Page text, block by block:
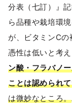
分表（七訂）』
ら品種や栽培環
が、ビタミンC
憑性は低いと考え
ン酸・フラバノ
ことは認められ
は微妙なところ。